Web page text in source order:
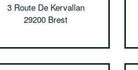
3 Route De Kervallan
29200 Brest